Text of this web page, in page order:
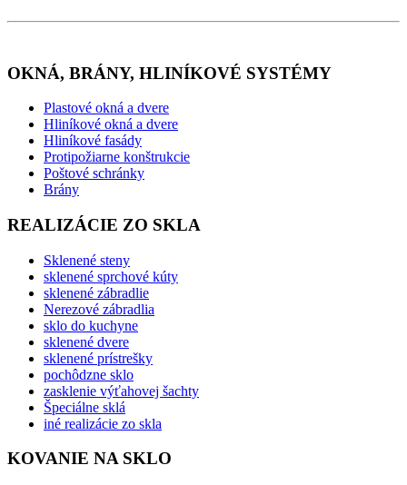
OKNÁ, BRÁNY, HLINÍKOVÉ SYSTÉMY
Plastové okná a dvere
Hliníkové okná a dvere
Hliníkové fasády
Protipožiarne konštrukcie
Poštové schránky
Brány
REALIZÁCIE ZO SKLA
Sklenené steny
sklenené sprchové kúty
sklenené zábradlie
Nerezové zábradlia
sklo do kuchyne
sklenené dvere
sklenené prístrešky
pochôdzne sklo
zasklenie výťahovej šachty
Špeciálne sklá
iné realizácie zo skla
KOVANIE NA SKLO